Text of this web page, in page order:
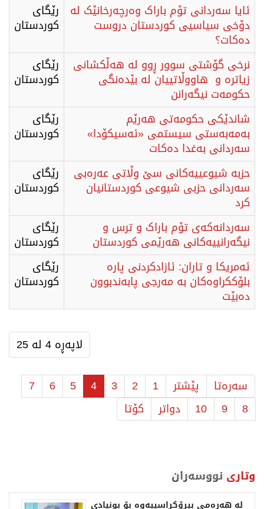
ئایا سەردانی تۆم باراک وەرچەرخانێک لە
دۆخی سیاسیی کوردستان دروست
دەکات؟
رێگای
كوردستان
نرخی گۆشتی سوور ڕوو لە هەڵکشانی
زیاترە و هاووڵاتییان لە بێدەنگی
حکومەت نیگەرانن
رێگای
كوردستان
شاندێکی حکومەتی هەرێم
بەمەبەستی سیستمی «ئەسیکۆدا»
سەردانی بەغدا دەكات
رێگای
كوردستان
حزبە شیوعییەكانی سێ وڵاتی عەرەبی
سەردانی حزبی شیوعی كوردستانیان
كرد
رێگای
كوردستان
سەردانەکەی تۆم باراک و ترس و
نیگەرانییەکانی هەرێمی کوردستان
رێگای
كوردستان
ئەمریکا و تاران: ئازادکردنی پارە
بلۆککراوەکان بە مەرجی پابەندبوون
دەبێت
رێگای
كوردستان
لاپەڕە 4 لە 25
سەرەتا پێشتر 1
2
3
4
5
6
7
8
9
10 دواتر كۆتا
وتارینووسەران
لە هەرەمی بیرۆكراسییەوە بۆ بونیادی